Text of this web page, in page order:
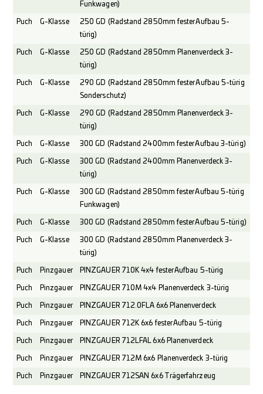
Funkwagen)
Puch G-Klasse
250 GD (Radstand 2850mm fester Aufbau 5-
türig)
Puch G-Klasse
250 GD (Radstand 2850mm Planenverdeck 3-
türig)
Puch G-Klasse
290 GD (Radstand 2850mm fester Aufbau 5-türig
Sonderschutz)
Puch G-Klasse
290 GD (Radstand 2850mm Planenverdeck 3-
türig)
Puch G-Klasse 300 GD (Radstand 2400mm fester Aufbau 3-türig)
Puch G-Klasse
300 GD (Radstand 2400mm Planenverdeck 3-
türig)
Puch G-Klasse
300 GD (Radstand 2850mm fester Aufbau 5-türig
Funkwagen)
Puch G-Klasse 300 GD (Radstand 2850mm fester Aufbau 5-türig)
Puch G-Klasse
300 GD (Radstand 2850mm Planenverdeck 3-
türig)
Puch Pinzgauer PINZGAUER 710K 4x4 fester Aufbau 5-türig
Puch Pinzgauer PINZGAUER 710M 4x4 Planenverdeck 3-türig
Puch Pinzgauer PINZGAUER 712.0FLA 6x6 Planenverdeck
Puch Pinzgauer PINZGAUER 712K 6x6 fester Aufbau 5-türig
Puch Pinzgauer PINZGAUER 712LFAL 6x6 Planenverdeck
Puch Pinzgauer PINZGAUER 712M 6x6 Planenverdeck 3-türig
Puch Pinzgauer PINZGAUER 712SAN 6x6 Trägerfahrzeug